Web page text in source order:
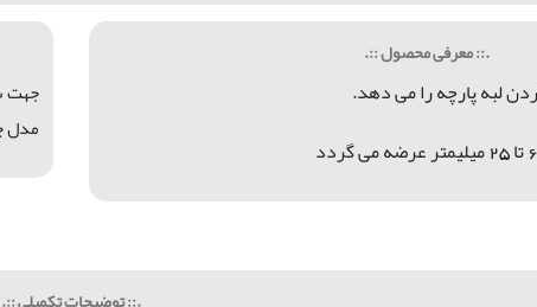
.:: معرفی محصول ::.
لبه پارچه را می دهد.
جهت
مدل